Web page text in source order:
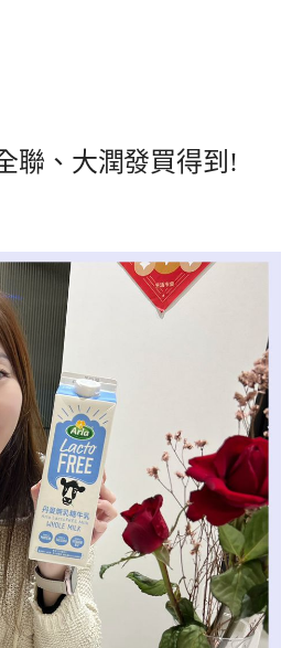
聯、大潤發買得到!